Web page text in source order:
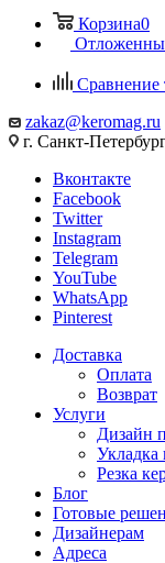
Корзина0
Сравнение
zakaz@keromag.ru
г. Санкт-
Вконтакте
Facebook
Twitter
Instagram
Telegram
YouTube
WhatsApp
Pinterest
Доставка
Оплата
Возврат
Услуги
Дизайн
Укладка
Резка
Блог
Готовые
Дизайнерам
Адреса